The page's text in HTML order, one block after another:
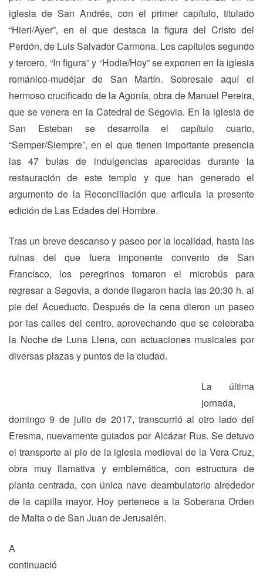
iglesia de San Andrés, con el primer capítulo, titulado
“Hieri/Ayer”, en el que destaca la figura del Cristo del
Perdón, de Luis Salvador Carmona. Los capítulos segundo
y tercero, “In figura” y “Hodie/Hoy” se exponen en la iglesia
románico-mudéjar de San Martín. Sobresale aquí el
hermoso crucificado de la Agonía, obra de Manuel Pereira,
que se venera en la Catedral de Segovia. En la iglesia de
San Esteban se desarrolla el capítulo cuarto,
“Semper/Siempre”, en el que tienen importante presencia
las 47 bulas de indulgencias aparecidas durante la
restauración de este templo y que han generado el
argumento de la Reconciliación que articula la presente
edición de Las Edades del Hombre.
Tras un breve descanso y paseo por la localidad, hasta las
ruinas del que fuera imponente convento de San
Francisco, los peregrinos tomaron el microbús para
regresar a Segovia, a donde llegaron hacia las 20:30 h. al
pie del Acueducto. Después de la cena dieron un paseo
por las calles del centro, aprovechando que se celebraba
la Noche de Luna Llena, con actuaciones musicales por
diversas plazas y puntos de la ciudad.
La última
jornada,
domingo 9 de julio de 2017, transcurrió al otro lado del
Eresma, nuevamente guiados por Alcázar Rus. Se detuvo
el transporte al pie de la iglesia medieval de la Vera Cruz,
obra muy llamativa y emblemática, con estructura de
planta centrada, con única nave deambulatorio alrededor
de la capilla mayor. Hoy pertenece a la Soberana Orden
de Malta o de San Juan de Jerusalén.
A
continuació